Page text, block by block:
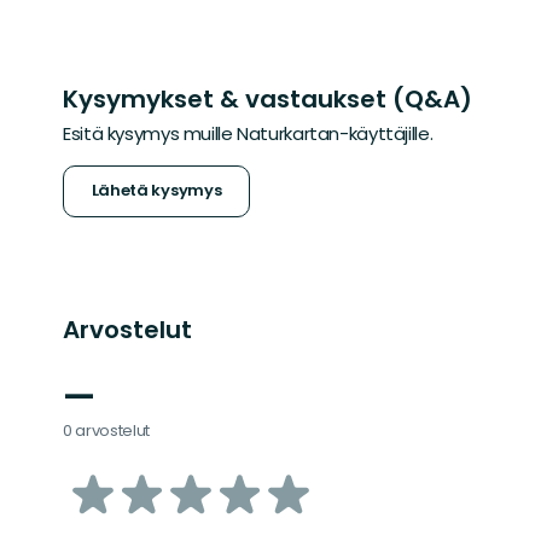
Kysymykset & vastaukset (Q&A)
Esitä kysymys muille Naturkartan-käyttäjille.
Lähetä kysymys
Arvostelut
—
0 arvostelut
/5